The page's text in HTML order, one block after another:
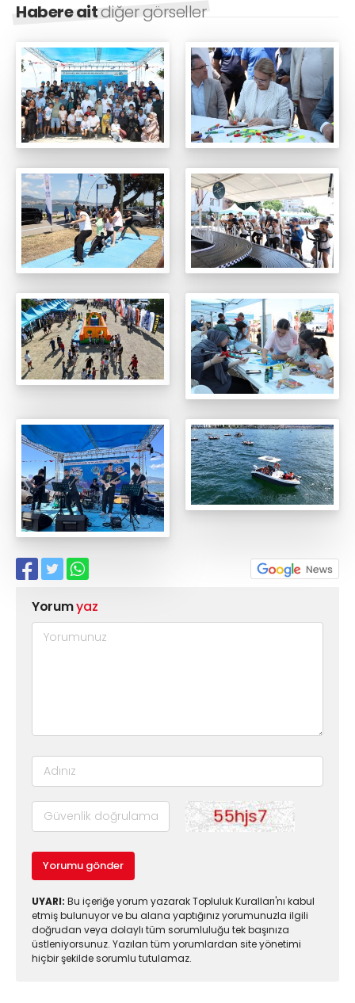
Habere aitdiğer görseller
Yorumyaz
Yorumu gönder
UYARI: Bu içeriğe yorum yazarak Topluluk Kuralları'nı kabul
etmiş bulunuyor ve bu alana yaptığınız yorumunuzla ilgili
doğrudan veya dolaylı tüm sorumluluğu tek başınıza
üstleniyorsunuz. Yazılan tüm yorumlardan site yönetimi
hiçbir şekilde sorumlu tutulamaz.